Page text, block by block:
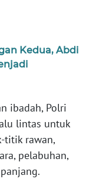
Kedua, Abdi
ibadah, Polri
lintas untuk
titik rawan,
pelabuhan,